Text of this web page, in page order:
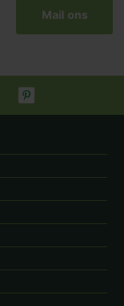
Mail ons
op Instagram
op Twitter
Tuincentrum.nl op